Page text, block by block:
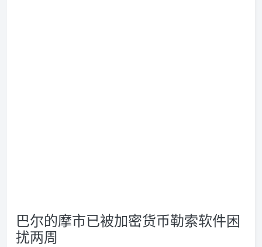
巴尔的摩市已被加密货币勒索软件困
扰两周